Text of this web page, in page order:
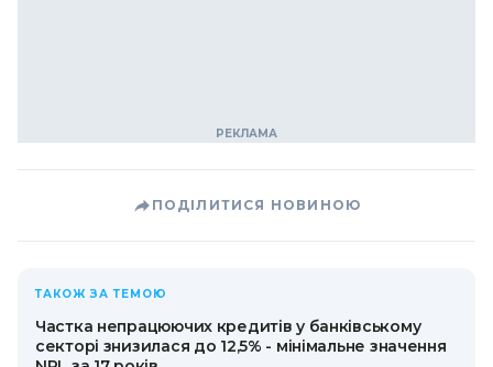
ПОДІЛИТИСЯ НОВИНОЮ
ТАКОЖ ЗА ТЕМОЮ
Частка непрацюючих кредитів у банківському
секторі знизилася до 12,5% - мінімальне значення